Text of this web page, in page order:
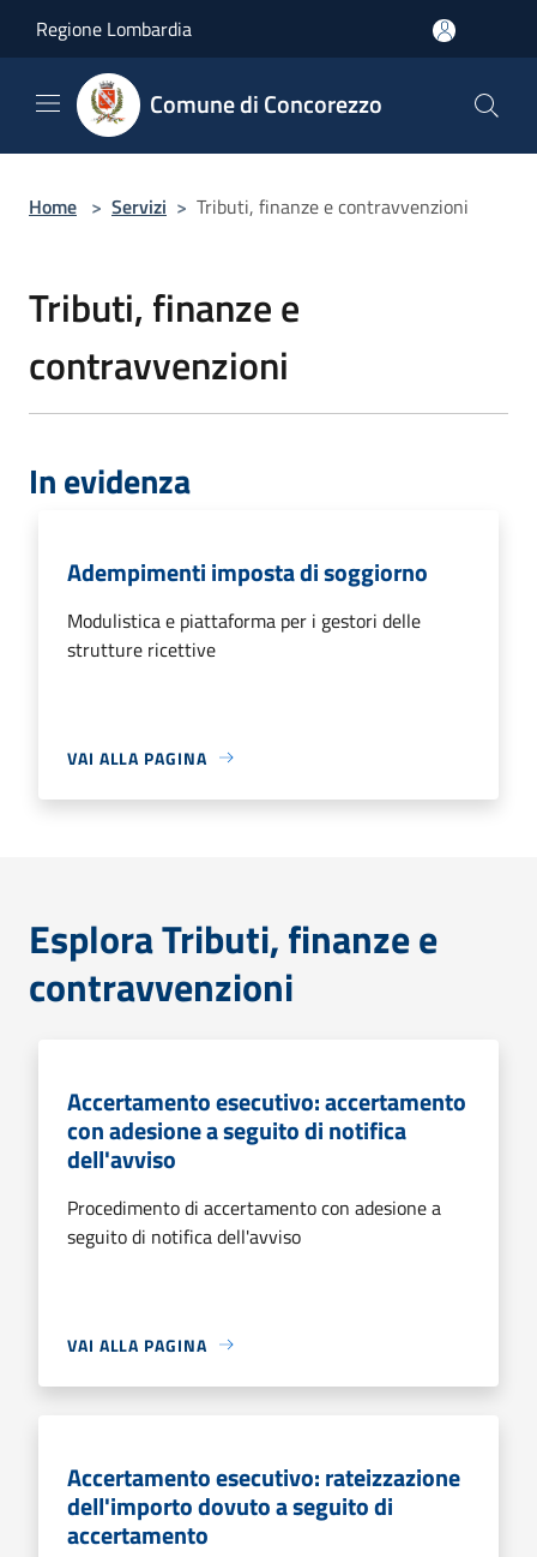
Regione Lombardia
Comune di Concorezzo
Home > Servizi > Tributi, finanze e contravvenzioni
Tributi, finanze e
contravvenzioni
In evidenza
Adempimenti imposta di soggiorno
Modulistica e piattaforma per i gestori delle
strutture ricettive
VAI ALLA PAGINA
Esplora Tributi, finanze e
contravvenzioni
Accertamento esecutivo: accertamento
con adesione a seguito di notifica
dell'avviso
Procedimento di accertamento con adesione a
seguito di notifica dell'avviso
VAI ALLA PAGINA
Accertamento esecutivo: rateizzazione
dell'importo dovuto a seguito di
accertamento